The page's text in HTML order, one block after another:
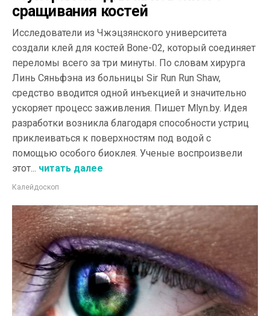
сращивания костей
Исследователи из Чжэцзянского университета
создали клей для костей Bone-02, который соединяет
переломы всего за три минуты. По словам хирурга
Линь Сяньфэна из больницы Sir Run Run Shaw,
средство вводится одной инъекцией и значительно
ускоряет процесс заживления. Пишет Mlyn.by. Идея
разработки возникла благодаря способности устриц
приклеиваться к поверхностям под водой с
помощью особого биоклея. Ученые воспроизвели
этот... читать далее
Калейдоскоп